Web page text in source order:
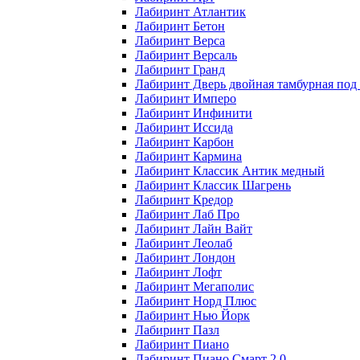
Лабиринт Атлантик
Лабиринт Бетон
Лабиринт Верса
Лабиринт Версаль
Лабиринт Гранд
Лабиринт Дверь двойная тамбурная под
Лабиринт Имперо
Лабиринт Инфинити
Лабиринт Иссида
Лабиринт Карбон
Лабиринт Кармина
Лабиринт Классик Антик медный
Лабиринт Классик Шагрень
Лабиринт Кредор
Лабиринт Лаб Про
Лабиринт Лайн Вайт
Лабиринт Леолаб
Лабиринт Лондон
Лабиринт Лофт
Лабиринт Мегаполис
Лабиринт Норд Плюс
Лабиринт Нью Йорк
Лабиринт Пазл
Лабиринт Пиано